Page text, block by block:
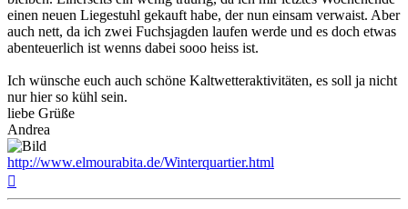
einen neuen Liegestuhl gekauft habe, der nun einsam verwaist. Aber
auch nett, da ich zwei Fuchsjagden laufen werde und es doch etwas
abenteuerlich ist wenns dabei sooo heiss ist.
Ich wünsche euch auch schöne Kaltwetteraktivitäten, es soll ja nicht
nur hier so kühl sein.
liebe Grüße
Andrea
http://www.elmourabita.de/Winterquartier.html